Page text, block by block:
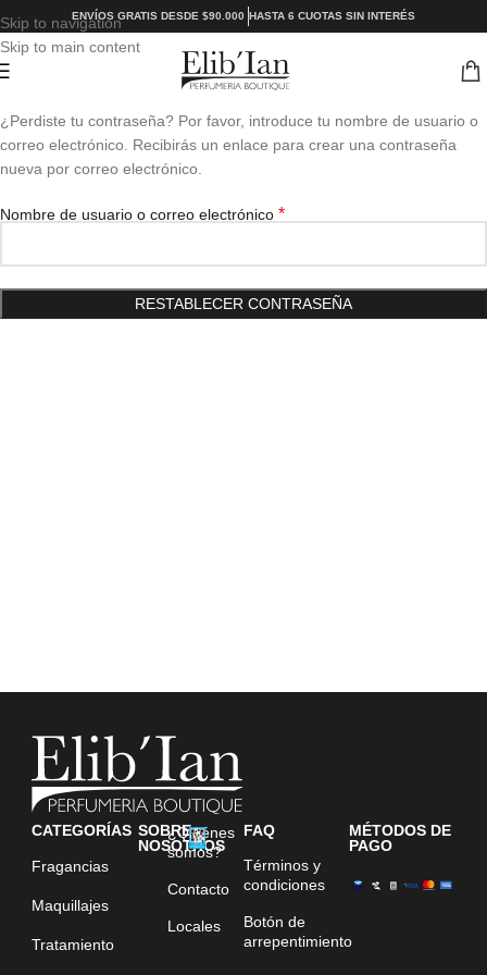
Skip to navigation
Skip to main content
ENVÍOS GRATIS DESDE $90.000 HASTA 6 CUOTAS SIN INTERÉS
¿Perdiste tu contraseña? Por favor, introduce tu nombre de usuario o
correo electrónico. Recibirás un enlace para crear una contraseña
nueva por correo electrónico.
Nombre de usuario o correo electrónico *
RESTABLECER CONTRASEÑA
CATEGORÍAS
Fragancias
Maquillajes
Tratamiento
SOBRE
NOSOTROS
¿Quiénes
somos?
Contacto
Locales
FAQ
Términos y
condiciones
Botón de
arrepentimiento
MÉTODOS DE
PAGO